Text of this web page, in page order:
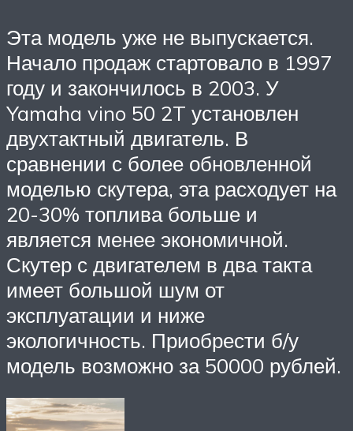
Эта модель уже не выпускается.
Начало продаж стартовало в 1997
году и закончилось в 2003. У
Yamaha vino 50 2T установлен
двухтактный двигатель. В
сравнении с более обновленной
моделью скутера, эта расходует на
20-30% топлива больше и
является менее экономичной.
Скутер с двигателем в два такта
имеет большой шум от
эксплуатации и ниже
экологичность. Приобрести б/у
модель возможно за 50000 рублей.